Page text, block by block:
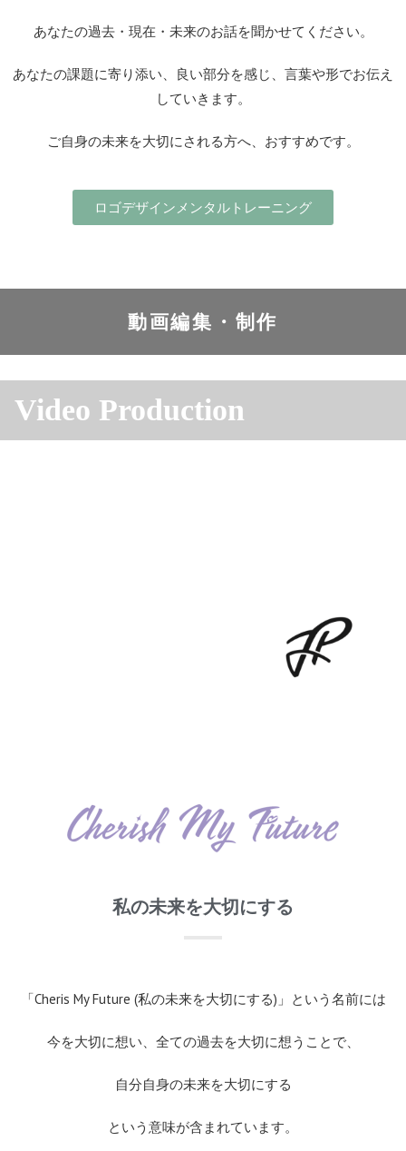
あなたの過去・現在・未来のお話を聞かせてください。
あなたの課題に寄り添い、良い部分を感じ、言葉や形でお伝え
していきます。
ご自身の未来を大切にされる方へ、おすすめです。
ロゴデザインメンタルトレーニング
動画編集・制作
Video Production
私の未来を大切にする
「Cheris My Future (私の未来を大切にする)」という名前には
今を大切に想い、全ての過去を大切に想うことで、
自分自身の未来を大切にする
という意味が含まれています。